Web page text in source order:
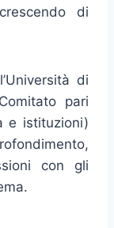
di
di
pari
e istituzioni)
con gli